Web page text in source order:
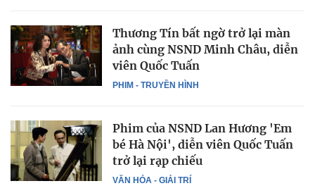
PHIM - TRUYỀN HÌNH
Thương Tín bất ngờ trở lại màn
ảnh cùng NSND Minh Châu, diễn
viên Quốc Tuấn
VĂN HÓA - GIẢI TRÍ
Phim của NSND Lan Hương 'Em
bé Hà Nội', diễn viên Quốc Tuấn
trở lại rạp chiếu